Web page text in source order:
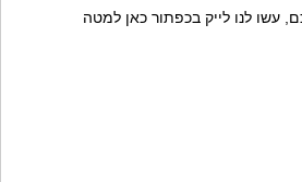
עשו לנו לייק בכפתור כאן למטה